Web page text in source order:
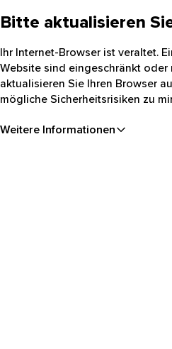
Bitte aktualisieren
Ihr Internet-Browser ist veraltet.
Website sind eingeschränkt oder
aktualisieren Sie Ihren Browser
mögliche Sicherheitsrisiken zu
Weitere Informationen